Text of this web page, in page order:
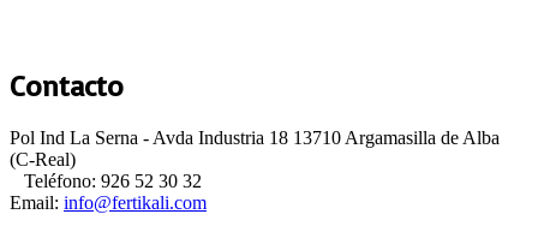
Contacto
Pol Ind La Serna - Avda Industria 18 13710 Argamasilla de Alba
(C-Real)
Teléfono: 926 52 30 32
Email: